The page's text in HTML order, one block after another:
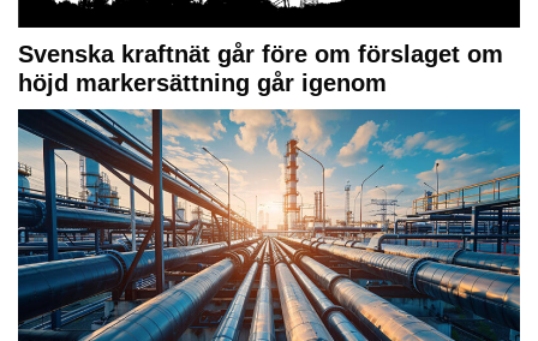
Svenska kraftnät går före om förslaget om
höjd markersättning går igenom